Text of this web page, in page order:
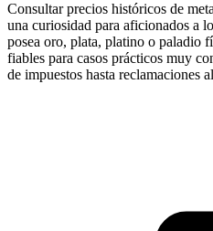
Consultar precios históricos de
una curiosidad para aficionados a
posea oro, plata, platino o paladio
fiables para casos prácticos muy
de impuestos hasta reclamaciones